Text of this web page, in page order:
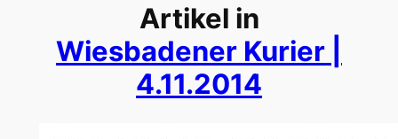
Artikel in
Wiesbadener Kurier |
4.11.2014